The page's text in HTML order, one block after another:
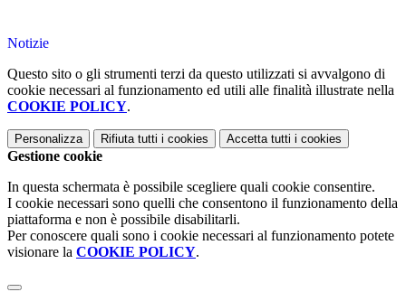
Notizie
Questo sito o gli strumenti terzi da questo utilizzati si avvalgono di
cookie necessari al funzionamento ed utili alle finalità illustrate nella
COOKIE POLICY.
Personalizza Rifiuta tutti i cookies Accetta tutti i cookies
Gestione cookie
In questa schermata è possibile scegliere quali cookie consentire.
I cookie necessari sono quelli che consentono il funzionamento della
piattaforma e non è possibile disabilitarli.
Per conoscere quali sono i cookie necessari al funzionamento potete
visionare la COOKIE POLICY.